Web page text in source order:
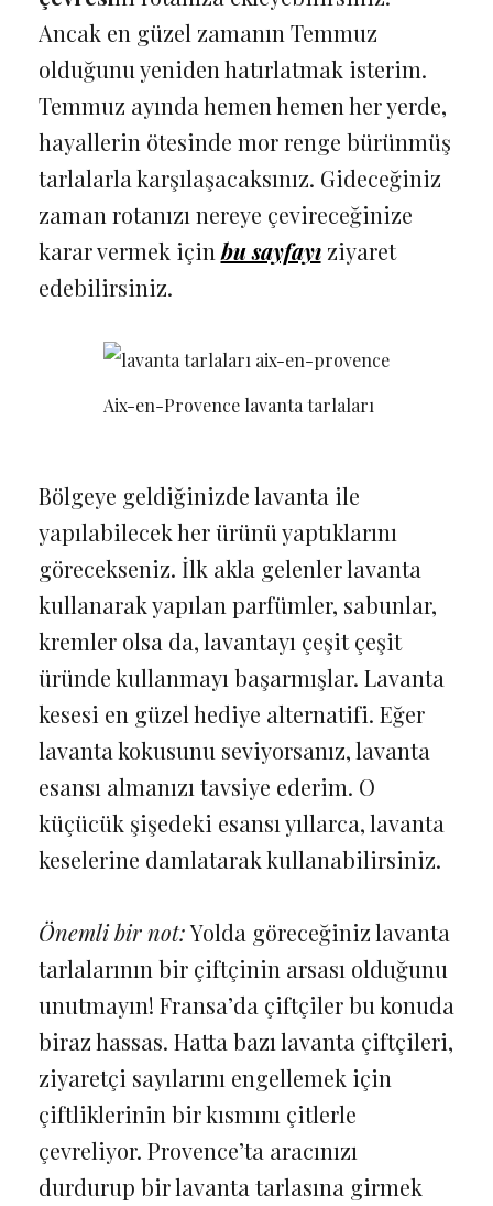
Ancak en güzel zamanın Temmuz
olduğunu yeniden hatırlatmak isterim.
Temmuz ayında hemen hemen her yerde,
hayallerin ötesinde mor renge bürünmüş
tarlalarla karşılaşacaksınız. Gideceğiniz
zaman rotanızı nereye çevireceğinize
karar vermek için bu sayfayıziyaret
edebilirsiniz.
Aix-en-Provence lavanta tarlaları
Bölgeye geldiğinizde lavanta ile
yapılabilecek her ürünü yaptıklarını
görecekseniz. İlk akla gelenler lavanta
kullanarak yapılan parfümler, sabunlar,
kremler olsa da, lavantayı çeşit çeşit
üründe kullanmayı başarmışlar. Lavanta
kesesi en güzel hediye alternatifi. Eğer
lavanta kokusunu seviyorsanız, lavanta
esansı almanızı tavsiye ederim. O
küçücük şişedeki esansı yıllarca, lavanta
keselerine damlatarak kullanabilirsiniz.
Önemli bir not:Yolda göreceğiniz lavanta
tarlalarının bir çiftçinin arsası olduğunu
unutmayın! Fransa’da çiftçiler bu konuda
biraz hassas. Hatta bazı lavanta çiftçileri,
ziyaretçi sayılarını engellemek için
çiftliklerinin bir kısmını çitlerle
çevreliyor. Provence’ta aracınızı
durdurup bir lavanta tarlasına girmek